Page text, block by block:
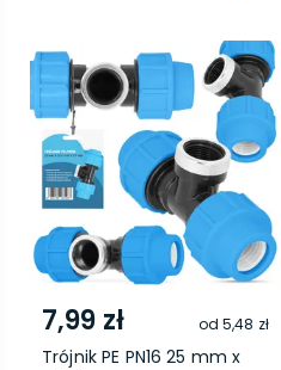
7,99 zł od5,48 zł
Trójnik PE PN16 25 mm x